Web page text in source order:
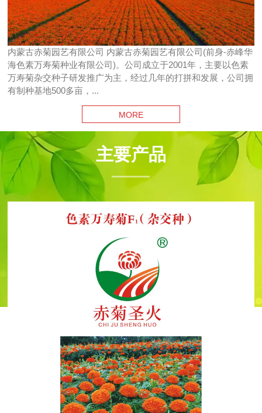
内蒙古赤菊园艺有限公司 内蒙古赤菊园艺有限公司(前身-赤峰华
海色素万寿菊种业有限公司)。公司成立于2001年，主要以色素
万寿菊杂交种子研发推广为主，经过几年的打拼和发展，公司拥
有制种基地500多亩，...
MORE
主要产品